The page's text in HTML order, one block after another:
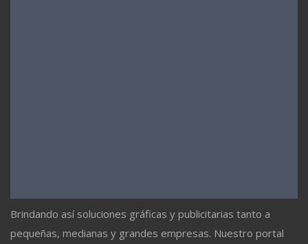
Brindando así soluciones gráficas y publicitarias tanto a
pequeñas, medianas y grandes empresas. Nuestro portal